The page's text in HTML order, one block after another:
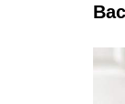
k